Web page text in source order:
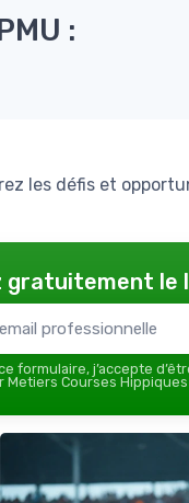
:
les défis et
gratuitement le
formulaire, j’accepte
Metiers Courses